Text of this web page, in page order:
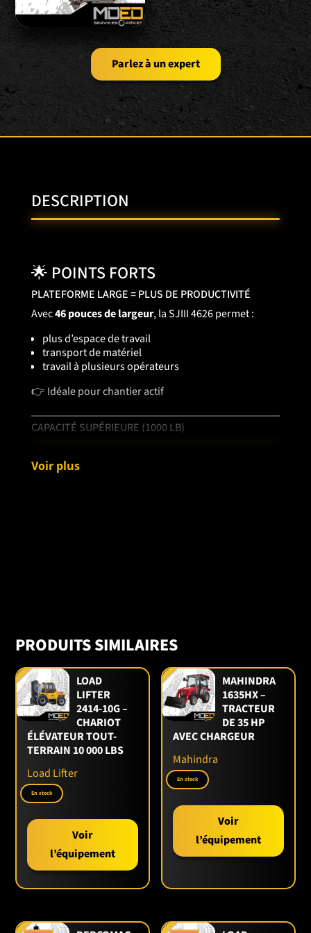
Parlez à un expert
DESCRIPTION
🌟 POINTS FORTS
PLATEFORME LARGE = PLUS DE PRODUCTIVITÉ
Avec46 pouces de largeur, la SJIII 4626 permet :
plus d’espace de travail
transport de matériel
travail à plusieurs opérateurs
👉 Idéale pour chantier actif
CAPACITÉ SUPÉRIEURE (1000 LB)
support outils + matériaux
jusqu’à3 personnes
déplacement possible en élévation
contrôle proportionnel
👉 efficacité maximale en hauteur
FIABILITÉ SKYJACK
système simple (relais)
entretien facile
diagnostics rapides
👉 coût d’opération bas
SÉCURITÉ INTÉGRÉE
alarme inclinaison
protection nids-de-poule
Voir plus
PRODUITS SIMILAIRES
LOAD
LIFTER
2414-10G –
CHARIOT
ÉLÉVATEUR TOUT-
TERRAIN 10 000 LBS
Load Lifter
En stock
Voir
l’équipement
MAHINDRA
1635HX –
TRACTEUR
DE 35 HP
AVEC CHARGEUR
Mahindra
En stock
Voir
l’équipement